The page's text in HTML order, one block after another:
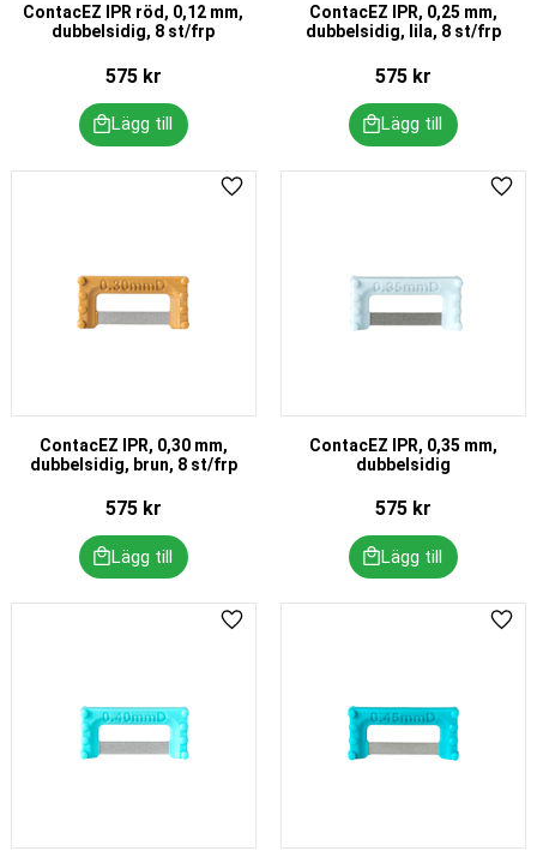
ContacEZ IPR röd, 0,12 mm,
dubbelsidig, 8 st/frp
575kr
ContacEZ IPR, 0,25 mm,
dubbelsidig, lila, 8 st/frp
575 kr
ContacEZ IPR, 0,30 mm,
dubbelsidig, brun, 8 st/frp
575kr
Lägg till i favoriter
ContacEZ IPR, 0,35 mm,
dubbelsidig
575 kr
Lägg till i favoriter